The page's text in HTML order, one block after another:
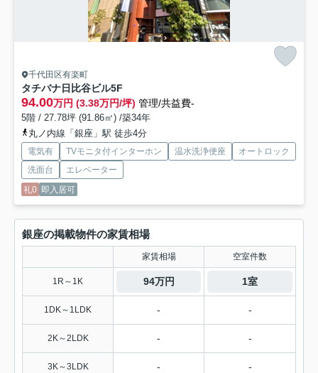
千代田区有楽町
タチバナ日比谷ビル5F
94.00万円 (3.38万円/坪) 管理/共益費-
5階 / 27.78坪 (91.86㎡) /築34年
丸ノ内線「銀座」駅 徒歩4分
電気有 TVモニタ付インターホン 温水洗浄便座
オートロック
洗面台
エレベーター
礼0 即入居可
銀座の掲載物件の家賃相場
家賃相場 空室件数
1R～1K 94万円 1室
1DK～1LDK - -
2K～2LDK - -
3K～3LDK - -